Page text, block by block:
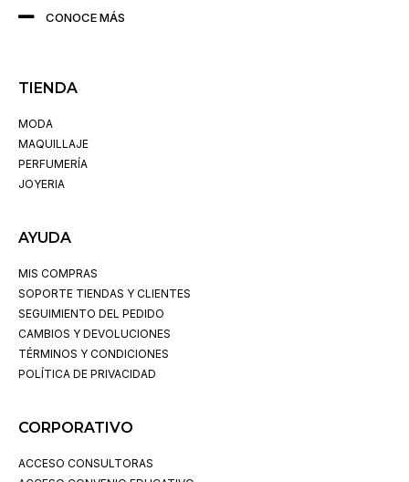
CONOCE MÁS
TIENDA
MODA
MAQUILLAJE
PERFUMERÍA
JOYERIA
AYUDA
MIS COMPRAS
SOPORTE TIENDAS Y CLIENTES
SEGUIMIENTO DEL PEDIDO
CAMBIOS Y DEVOLUCIONES
TÉRMINOS Y CONDICIONES
POLÍTICA DE PRIVACIDAD
CORPORATIVO
ACCESO CONSULTORAS